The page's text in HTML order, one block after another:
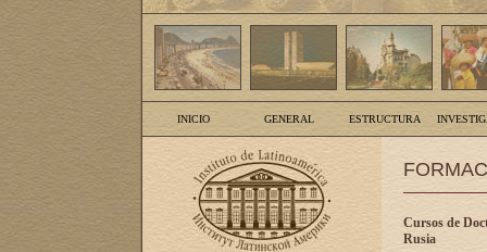
INICIO GENERAL ESTRUCTURA
Cursos de
Rusia